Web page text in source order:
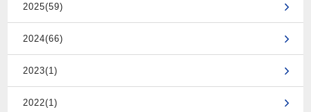
2025(59)
2024(66)
2023(1)
2022(1)